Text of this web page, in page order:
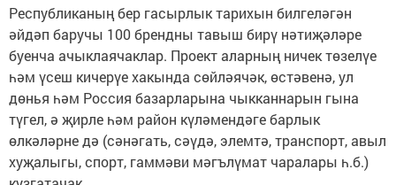
Республиканың бер гасырлык тарихын билгеләгән
әйдәп баручы 100 брендны тавыш бирү нәтиҗәләре
буенча ачыклаячаклар. Проект аларның ничек төзелүе
һәм үсеш кичерүе хакында сөйләячәк, өстәвенә, ул
дөнья һәм Россия базарларына чыкканнарын гына
түгел, ә җирле һәм район күләмендәге барлык
өлкәләрне дә (сәнәгать, сәүдә, элемтә, транспорт, авыл
хуҗалыгы, спорт, гаммәви мәгълүмат чаралары һ.б.)